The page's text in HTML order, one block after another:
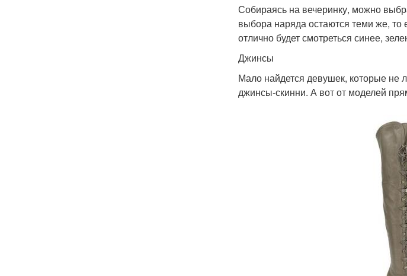
Собираясь на вечеринку, можно
выбора наряда остаются теми же, то
отлично будет смотреться синее,
Джинсы
Мало найдется девушек, которые не
джинсы-скинни. А вот от моделей